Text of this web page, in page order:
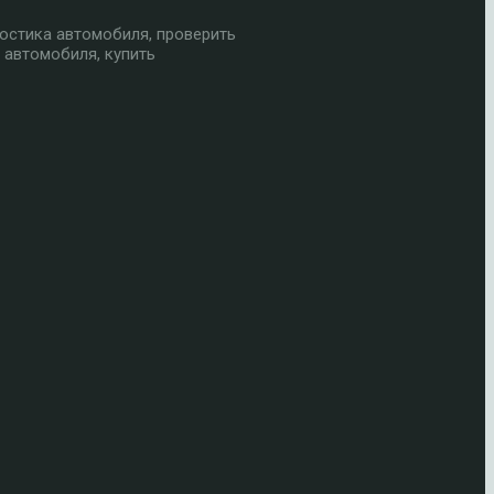
автомобиля, проверить
купить